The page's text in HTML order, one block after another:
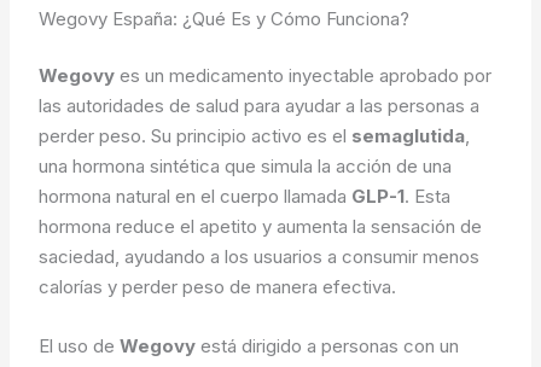
Wegovy España: ¿Qué Es y Cómo Funciona?
Wegovy es un medicamento inyectable aprobado por
las autoridades de salud para ayudar a las personas a
perder peso. Su principio activo es el semaglutida,
una hormona sintética que simula la acción de una
hormona natural en el cuerpo llamada GLP-1. Esta
hormona reduce el apetito y aumenta la sensación de
saciedad, ayudando a los usuarios a consumir menos
calorías y perder peso de manera efectiva.
El uso deWegovy está dirigido a personas con un